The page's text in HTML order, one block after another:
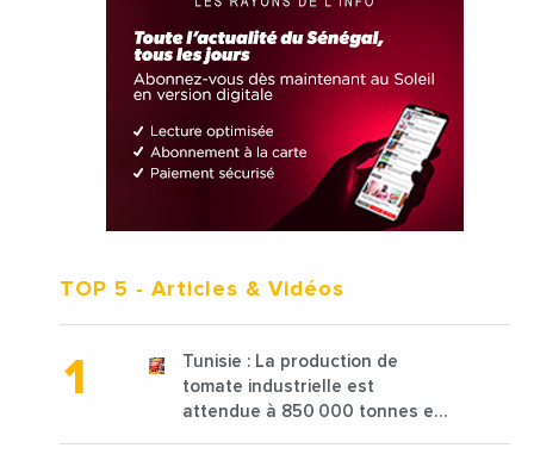
TOP 5 - Articles & Vidéos
Tunisie : La production de
tomate industrielle est
attendue à 850 000 tonnes en